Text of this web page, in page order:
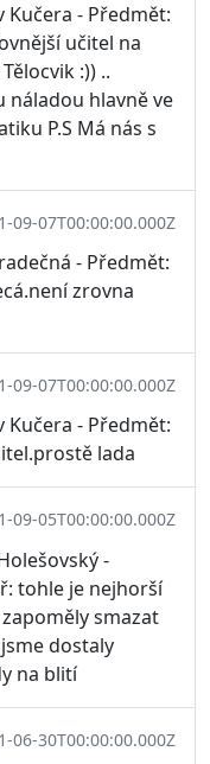
Kučera - Předmět:
učitel na
:)) ..
náladou hlavně ve
P.S Má nás s
09-07T00:00:00.000Z
- Předmět:
zrovna
09-07T00:00:00.000Z
Kučera - Předmět:
lada
09-05T00:00:00.000Z
-
tohle je nejhorší
smazat
dostaly
na blití
06-30T00:00:00.000Z